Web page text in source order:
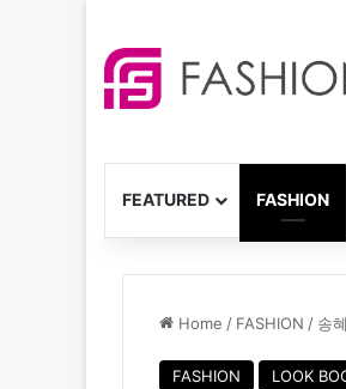
FEATURED FASHION
Home / FASHION / 송
FASHION LOOK